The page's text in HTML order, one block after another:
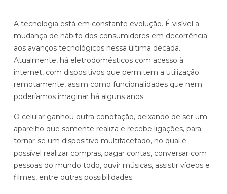
Prophix Fluxo (Cash Management)
Módulo de Controle, projeção e gestão do fluxo
de caixa.
Complexidade de gestão de caixa baixa e média
Empresas que faturam entre R$30M e R$200M por ano
Conheça o produto
Demonstração Gratuita
Varejo
A tecnologia está em constante evolução. É visível a
mudança de hábito dos consumidores em decorrência
aos avanços tecnológicos nessa última década.
Atualmente, há eletrodomésticos com acesso à
internet, com dispositivos que permitem a utilização
remotamente, assim como funcionalidades que nem
poderíamos imaginar há alguns anos.
O celular ganhou outra conotação, deixando de ser um
aparelho que somente realiza e recebe ligações, para
tornar-se um dispositivo multifacetado, no qual é
possível realizar compras, pagar contas, conversar com
pessoas do mundo todo, ouvir músicas, assistir vídeos e
filmes, entre outras possibilidades.